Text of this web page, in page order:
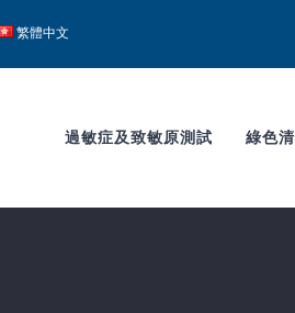
繁體中文
過敏症及致敏原測試 綠色